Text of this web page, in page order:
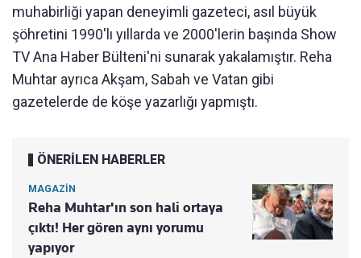
muhabirliği yapan deneyimli gazeteci, asıl büyük
şöhretini 1990'lı yıllarda ve 2000'lerin başında Show
TV Ana Haber Bülteni'ni sunarak yakalamıştır. Reha
Muhtar ayrıca Akşam, Sabah ve Vatan gibi
gazetelerde de köşe yazarlığı yapmıştı.
ÖNERİLEN HABERLER
MAGAZİN
Reha Muhtar'ın son hali ortaya
çıktı! Her gören aynı yorumu
yapıyor